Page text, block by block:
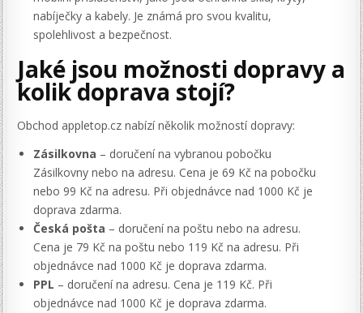
nabíječky a kabely. Je známá pro svou kvalitu,
spolehlivost a bezpečnost.
Jaké jsou možnosti dopravy a
kolik doprava stojí?
Obchod appletop.cz nabízí několik možností dopravy:
Zásilkovna – doručení na vybranou pobočku
Zásilkovny nebo na adresu. Cena je 69 Kč na pobočku
nebo 99 Kč na adresu. Při objednávce nad 1000 Kč je
doprava zdarma.
Česká pošta – doručení na poštu nebo na adresu.
Cena je 79 Kč na poštu nebo 119 Kč na adresu. Při
objednávce nad 1000 Kč je doprava zdarma.
PPL – doručení na adresu. Cena je 119 Kč. Při
objednávce nad 1000 Kč je doprava zdarma.